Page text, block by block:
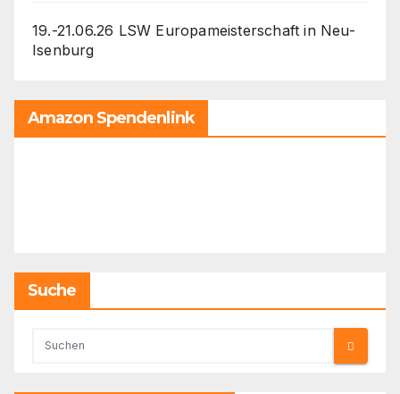
19.-21.06.26 LSW Europameisterschaft in Neu-
Isenburg
Amazon Spendenlink
Suche